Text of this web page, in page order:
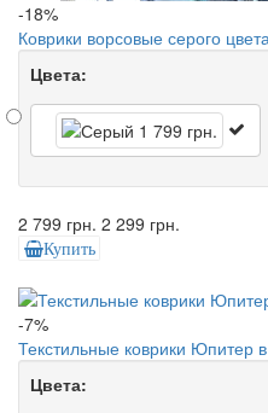
-18%
Коврики ворсовые серого
Цвета:
2 799 грн. 2 299 грн.
Купить
-7%
Текстильные коврики Юпитер
Цвета: